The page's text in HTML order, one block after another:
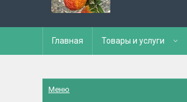
Главная Товары и услуги
Меню